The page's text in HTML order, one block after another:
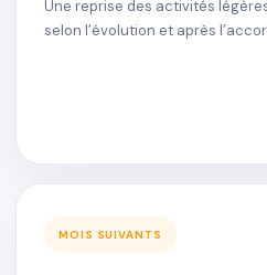
Une reprise des activités
selon l’évolution et après
MOIS SUIVANTS